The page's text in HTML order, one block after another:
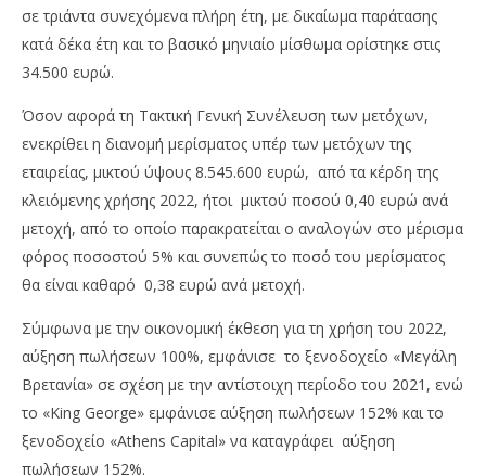
σε τριάντα συνεχόμενα πλήρη έτη, με δικαίωμα παράτασης
κατά δέκα έτη και το βασικό μηνιαίο μίσθωμα ορίστηκε στις
34.500 ευρώ.
Όσον αφορά τη Τακτική Γενική Συνέλευση των μετόχων,
ενεκρίθει η διανομή μερίσματος υπέρ των μετόχων της
εταιρείας, μικτού ύψους 8.545.600 ευρώ, από τα κέρδη της
κλειόμενης χρήσης 2022, ήτοι μικτού ποσού 0,40 ευρώ ανά
μετοχή, από το οποίο παρακρατείται ο αναλογών στο μέρισμα
φόρος ποσοστού 5% και συνεπώς το ποσό του μερίσματος
θα είναι καθαρό 0,38 ευρώ ανά μετοχή.
Σύμφωνα με την οικονομική έκθεση για τη χρήση του 2022,
αύξηση πωλήσεων 100%, εμφάνισε το ξενοδοχείο «Μεγάλη
Βρετανία» σε σχέση με την αντίστοιχη περίοδο του 2021, ενώ
το «King George» εμφάνισε αύξηση πωλήσεων 152% και το
ξενοδοχείο «Athens Capital» να καταγράφει αύξηση
πωλήσεων 152%.